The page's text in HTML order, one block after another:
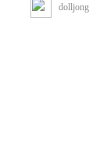
dolljong